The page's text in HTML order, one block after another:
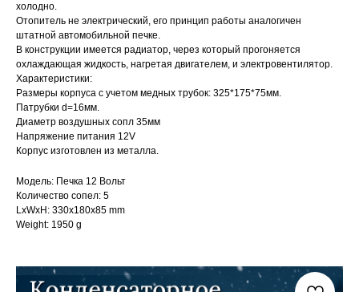
холодно.
Отопитель не электрический, его принцип работы аналогичен
штатной автомобильной печке.
В конструкции имеется радиатор, через который прогоняется
охлаждающая жидкость, нагретая двигателем, и электровентилятор.
Характеристики:
Размеры корпуса с учетом медных трубок: 325*175*75мм.
Патрубки d=16мм.
Диаметр воздушных сопл 35мм
Напряжение питания 12V
Корпус изготовлен из металла.
Модель: Печка 12 Вольт
Количество сопел: 5
LxWxH: 330x180x85 mm
Weight: 1950 g